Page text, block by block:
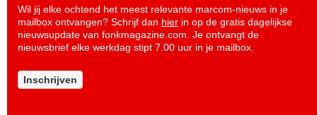
Wil jij elke ochtend het meest relevante marcom-nieuws in je
mailbox ontvangen? Schrijf dan hier in op de gratis dagelijkse
nieuwsupdate van fonkmagazine.com. Je ontvangt de
nieuwsbrief elke werkdag stipt 7.00 uur in je mailbox.
Inschrijven